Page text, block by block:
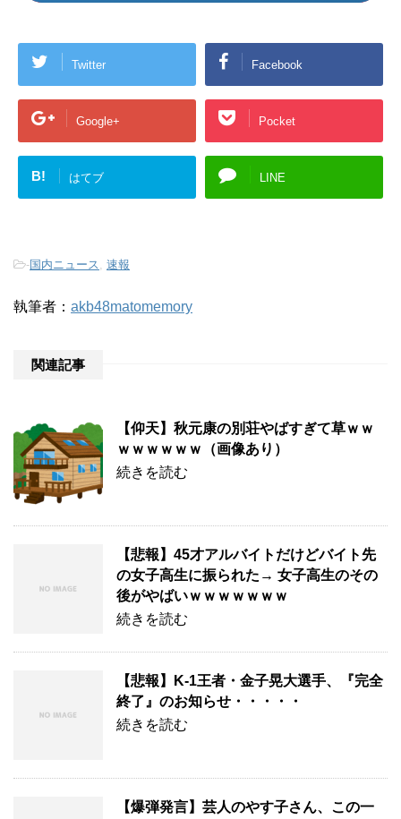
Twitter Facebook
Google+ Pocket
B! はてブ LINE
-国内ニュース, 速報
執筆者： akb48matomemory
関連記事
【仰天】秋元康の別荘やばすぎて草ｗｗ
ｗｗｗｗｗｗ（画像あり）
続きを読む
【悲報】45才アルバイトだけどバイト先
の女子高生に振られた→ 女子高生のその
後がやばいｗｗｗｗｗｗｗ
続きを読む
【悲報】K-1王者・金子晃大選手、『完全
終了』のお知らせ・・・・・
続きを読む
【爆弾発言】芸人のやす子さん、この一